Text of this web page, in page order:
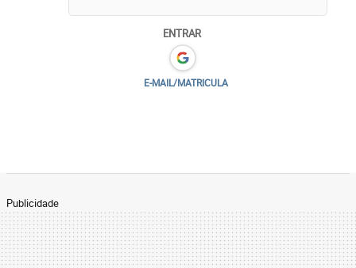
ENTRAR
E-MAIL/MATRICULA
Publicidade